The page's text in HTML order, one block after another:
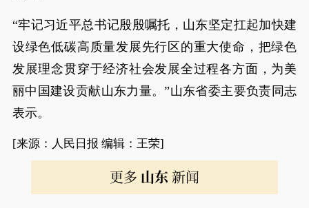
“牢记习近平总书记殷殷嘱托，山东坚定扛起加快建
设绿色低碳高质量发展先行区的重大使命，把绿色
发展理念贯穿于经济社会发展全过程各方面，为美
丽中国建设贡献山东力量。”山东省委主要负责同志
表示。
[来源：人民日报 编辑：王荣]
更多 山东 新闻